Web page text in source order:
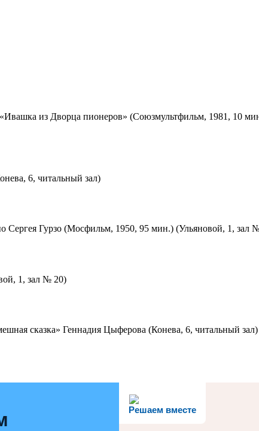
из Дворца пионеров» (Союзмультфильм, 1981, 10
6, читальный зал)
Сергея Гурзо (Мосфильм, 1950, 95 мин.) (Ульяновой, 1, зал
1, зал № 20)
сказка» Геннадия Цыферова (Конева, 6, читальный зал)
Решаем вместе